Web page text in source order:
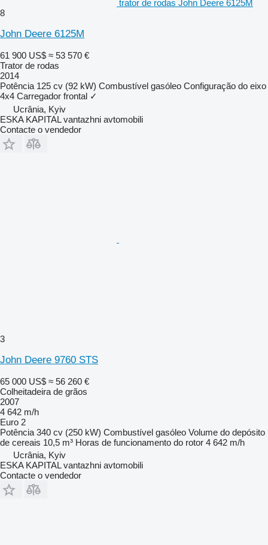
trator de rodas John Deere 6125M
8
John Deere 6125M
61 900 US$ ≈ 53 570 €
Trator de rodas
2014
Potência 125 cv (92 kW) Combustível gasóleo Configuração do eixo
4x4 Carregador frontal ✓
Ucrânia, Kyiv
ESKA KAPITAL vantazhni avtomobili
Contacte o vendedor
3
John Deere 9760 STS
65 000 US$ ≈ 56 260 €
Colheitadeira de grãos
2007
4 642 m/h
Euro 2
Potência 340 cv (250 kW) Combustível gasóleo Volume do depósito
de cereais 10,5 m³ Horas de funcionamento do rotor 4 642 m/h
Ucrânia, Kyiv
ESKA KAPITAL vantazhni avtomobili
Contacte o vendedor